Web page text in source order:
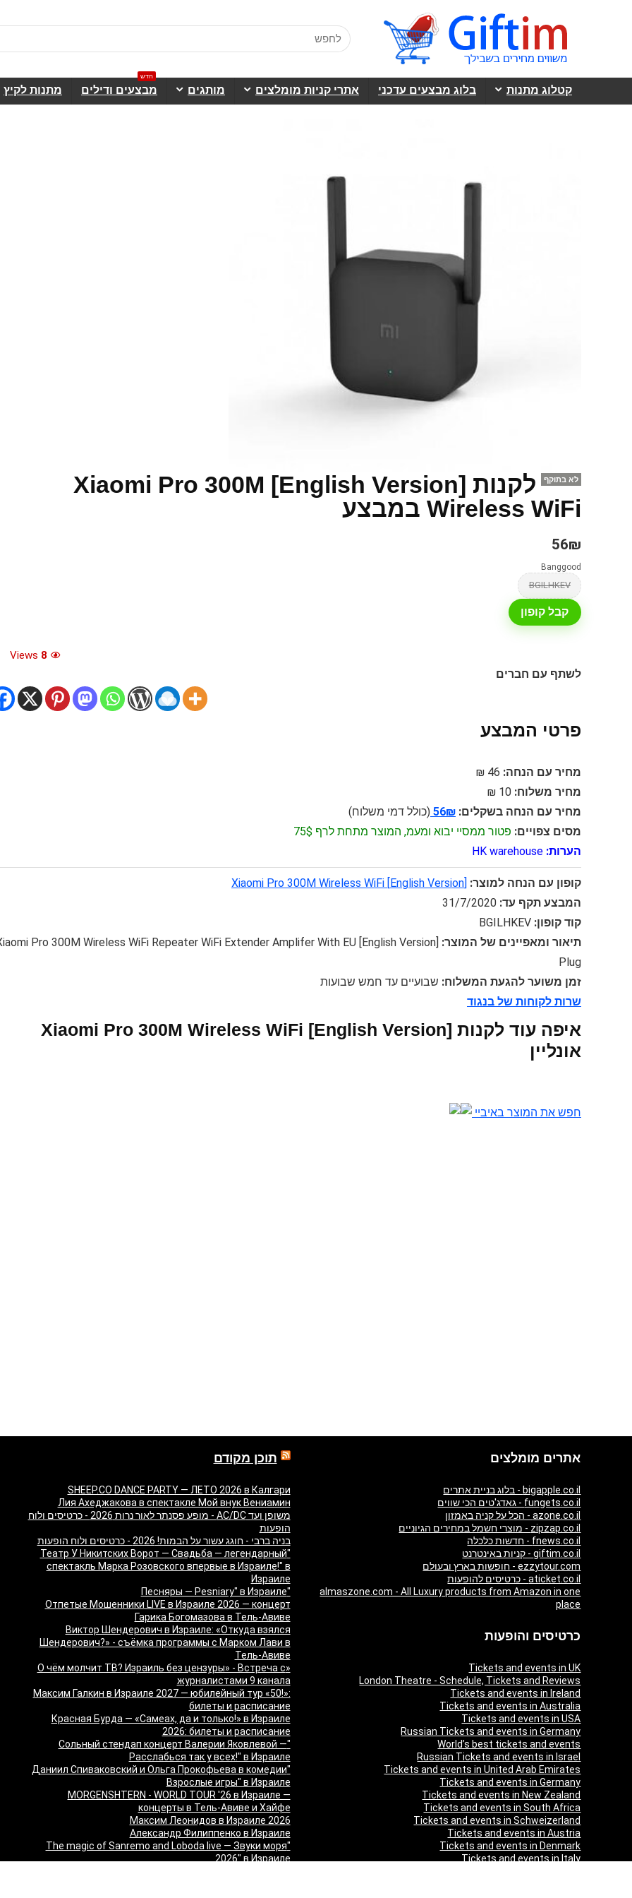
קטלוג מתנות בלוג מבצעים עדכני אתרי קניות מומלצים מותגים מבצעים ודילים
חדש
מתנות לקיץ
לא בתוקף
לקנות [English Version] Xiaomi Pro 300M
Wireless WiFi במבצע
56₪
Banggood
BGILHKEV
קבל קופון
8
לשתף עם חברים
פרטי המבצע
מחיר עם הנחה: 46 ₪
מחיר משלוח: 10 ₪
מחיר עם הנחה בשקלים: 56₪ (כולל דמי משלוח)
מסים צפויים: פטור ממסיי יבוא ומעמ, המוצר מתחת לרף 75$
הערות: HK warehouse
קופון עם הנחה למוצר: [English Version] Xiaomi Pro 300M Wireless WiFi
המבצע תקף עד: 31/7/2020
קוד קופון: BGILHKEV
תיאור ומאפיינים של המוצר:
Version] Xiaomi Pro 300M Wireless WiFi Repeater WiFi Extender Amplifer With EU
Plug
זמן משוער להגעת המשלוח: שבועיים עד חמש שבועות
שרות לקוחות של בנגוד
איפה עוד לקנות [English Version] Xiaomi Pro 300M Wireless WiFi
אונליין
חפש את המוצר באיביי
אתרים מומלצים
bigapple.co.il - בלוג בניית אתרים
fungets.co.il - גאדג'טים הכי שווים
azone.co.il - הכל על קניה באמזון
zipzap.co.il - מוצרי חשמל במחירים הגיוניים
fnews.co.il - חדשות כלכלה
giftim.co.il - קניות באינטרנט
ezzytour.com - חופשות בארץ ובעולם
aticket.co.il - כרטיסים להופעות
almaszone.com - All Luxury products from Amazon in one
place
כרטיסים והופעות
Tickets and events in UK
London Theatre - Schedule, Tickets and Reviews
Tickets and events in Ireland
Tickets and events in Australia
Tickets and events in USA
Russian Tickets and events in Germany
World’s best tickets and events
Russian Tickets and events in Israel
Tickets and events in United Arab Emirates
Tickets and events in Germany
Tickets and events in New Zealand
Tickets and events in South Africa
Tickets and events in Schweizerland
Tickets and events in Austria
Tickets and events in Denmark
Tickets and events in Italy
תוכן מקודם
SHEEP.CO DANCE PARTY — ЛЕТО 2026 в Калгари
Лия Ахеджакова в спектакле Мой внук Вениамин
משופן ועד AC/DC - מופע פסנתר לאור נרות 2026 - כרטיסים ולוח
הופעות
בניה ברבי - חוגג עשור על הבמות! 2026 - כרטיסים ולוח הופעות
"Театр У Никитских Ворот — Свадьба — легендарный
спектакль Марка Розовского впервые в Израиле!" в
Израиле
"Песняры — Pesniary" в Израиле
Отпетые Мошенники LIVE в Израиле 2026 — концерт
Гарика Богомазова в Тель-Авиве
Виктор Шендерович в Израиле: «Откуда взялся
Шендерович?» - съёмка программы с Марком Лави в
Тель-Авиве
«О чём молчит ТВ? Израиль без цензуры» - Встреча с
журналистами 9 канала
Максим Галкин в Израиле 2027 — юбилейный тур «50!»:
билеты и расписание
Красная Бурда — «Самеах, да и только!» в Израиле
2026: билеты и расписание
"Сольный стендап концерт Валерии Яковлевой —
Расслабься так у всех!" в Израиле
"Даниил Спиваковский и Ольга Прокофьева в комедии
Взрослые игры" в Израиле
MORGENSHTERN - WORLD TOUR '26 в Израиле —
концерты в Тель-Авиве и Хайфе
Максим Леонидов в Израиле 2026
Александр Филиппенко в Израиле
"The magic of Sanremo and Loboda live — Звуки моря
2026" в Израиле